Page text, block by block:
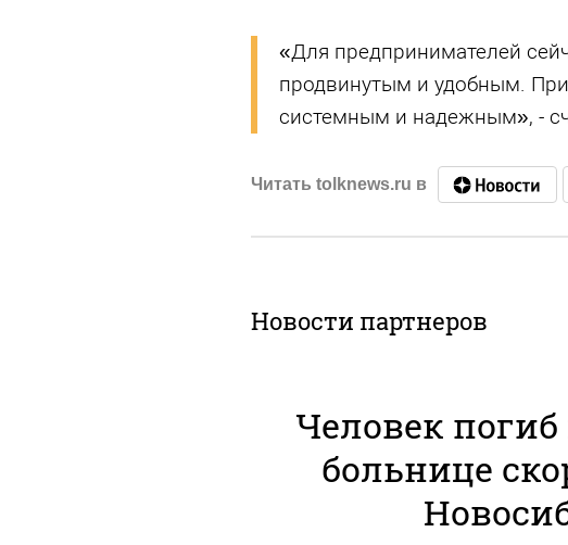
«Для предпринимателей
продвинутым и удобным.
системным и надежным», -
Читать tolknews.ru в
Новости партнеров
Человек
больнице